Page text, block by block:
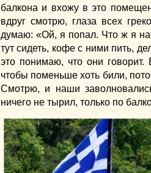
балкона и вхожу в это
вдруг смотрю, глаза всех
думаю: «Ой, я попал. Что ж я
тут сидеть, кофе с ними пить,
это понимаю, что они говорит.
чтобы поменьше хоть били,
Смотрю, и наши
ничего не тырил, только по